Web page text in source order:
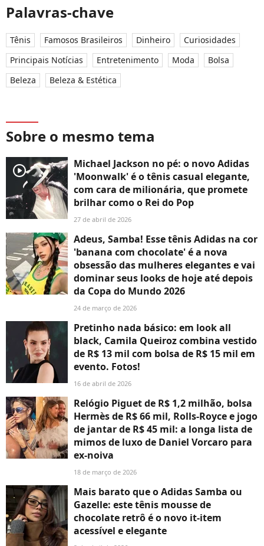
Palavras-chave
Tênis Famosos Brasileiros Dinheiro
Curiosidades
Principais Notícias
Entretenimento Moda
Bolsa
Beleza
Beleza & Estética
Sobre o mesmo tema
player2
Michael Jackson no pé: o novo Adidas
'Moonwalk' é o tênis casual elegante,
com cara de milionária, que promete
brilhar como o Rei do Pop
27 de abril de 2026
Adeus, Samba! Esse tênis Adidas na cor
'banana com chocolate' é a nova
obsessão das mulheres elegantes e vai
dominar seus looks de hoje até depois
da Copa do Mundo 2026
24 de março de 2026
Pretinho nada básico: em look all
black, Camila Queiroz combina vestido
de R$ 13 mil com bolsa de R$ 15 mil em
evento. Fotos!
16 de abril de 2026
Relógio Piguet de R$ 1,2 milhão, bolsa
Hermès de R$ 66 mil, Rolls-Royce e jogo
de jantar de R$ 45 mil: a longa lista de
mimos de luxo de Daniel Vorcaro para
ex-noiva
18 de março de 2026
Mais barato que o Adidas Samba ou
Gazelle: este tênis mousse de
chocolate retrô é o novo it-item
acessível e elegante